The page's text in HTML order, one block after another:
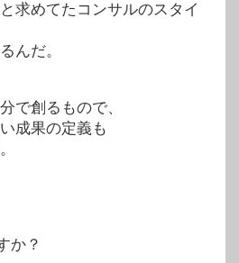
求めてたコンサルのスタイ
んだ。
で創るもので、
成果の定義も
か？